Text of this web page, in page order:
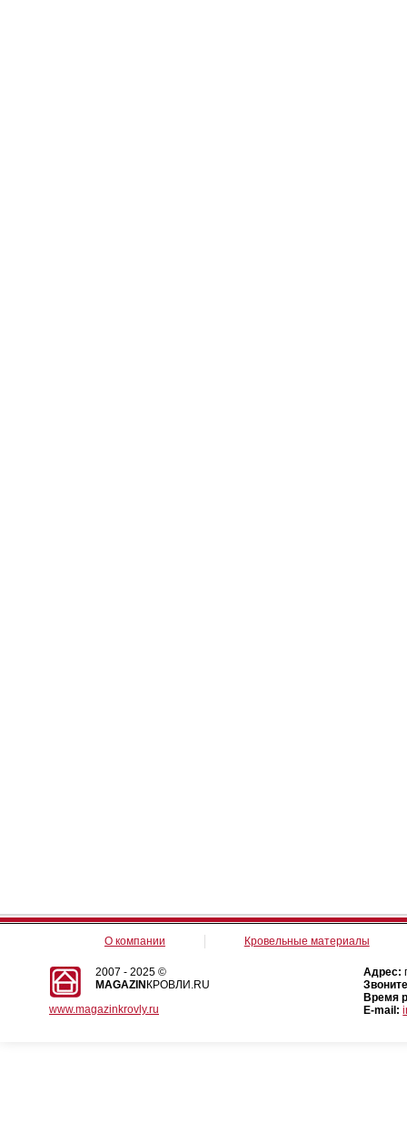
О компании Кровельные материалы
2007 - 2025 ©
MAGAZIN КРОВЛИ.RU
www.magazinkrovly.ru
Адрес:
Время
E-mail: